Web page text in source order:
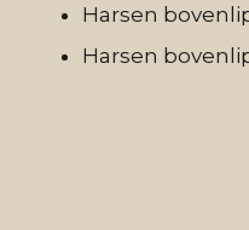
Harsen
Harsen